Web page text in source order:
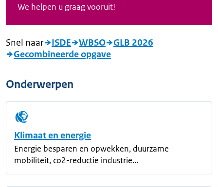
We helpen u graag vooruit!
Snel naar ISDE WBSO
GLB 2026
Gecombineerde opgave
Onderwerpen
Klimaat en energie
Energie besparen en opwekken, duurzame
mobiliteit, co2-reductie industrie...